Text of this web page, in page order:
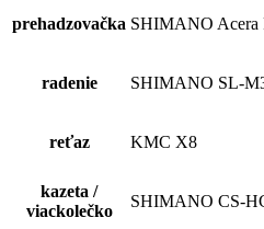
prehadzovačka SHIMANO Acera
radenie SHIMANO SL-
reťaz KMC X8
kazeta /
viackolečko
SHIMANO CS-